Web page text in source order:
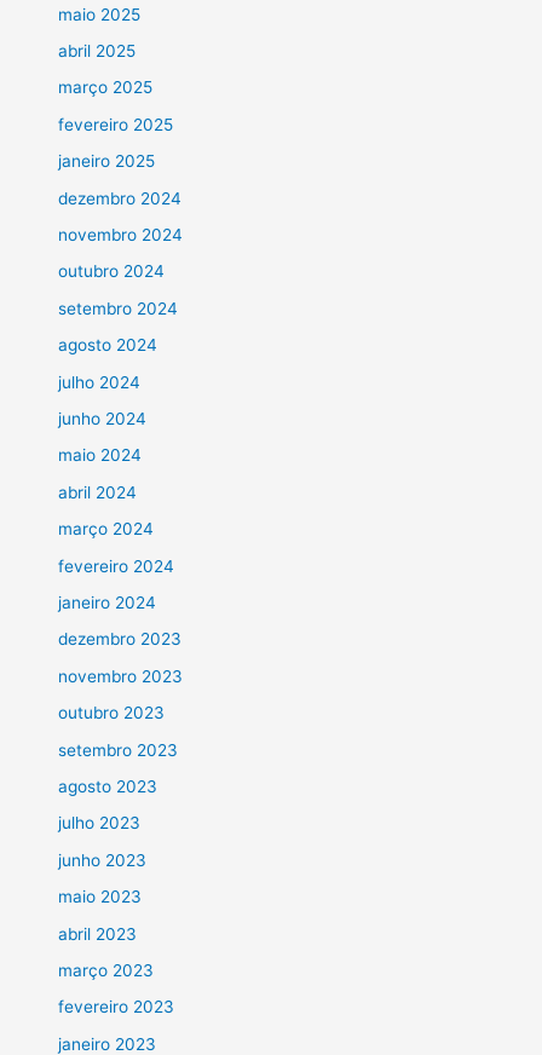
maio 2025
abril 2025
março 2025
fevereiro 2025
janeiro 2025
dezembro 2024
novembro 2024
outubro 2024
setembro 2024
agosto 2024
julho 2024
junho 2024
maio 2024
abril 2024
março 2024
fevereiro 2024
janeiro 2024
dezembro 2023
novembro 2023
outubro 2023
setembro 2023
agosto 2023
julho 2023
junho 2023
maio 2023
abril 2023
março 2023
fevereiro 2023
janeiro 2023